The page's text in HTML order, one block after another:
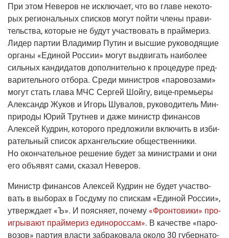
При этом Неве­ров не исклю­ча­ет, что во гла­ве неко­то­
рых реги­о­наль­ных спис­ков могут пой­ти чле­ны пра­ви­
тель­ства, кото­рые не будут участ­во­вать в прай­ме­риз.
Лидер пар­тии Вла­ди­мир Путин и выс­шие руко­во­дя­щие
орга­ны «Еди­ной Рос­сии» могут выдви­гать наи­бо­лее
силь­ных кан­ди­да­тов допол­ни­тель­но к про­це­ду­ре пред­
ва­ри­тель­но­го отбо­ра. Сре­ди мини­стров «паро­во­за­ми»
могут стать гла­ва МЧС Сер­гей Шой­гу, вице-пре­мье­ры
Алек­сандр Жуков и Игорь Шува­лов, руко­во­ди­тель Мин­
при­ро­ды Юрий Трут­нев и даже министр финан­сов
Алек­сей Куд­рин, кото­ро­го пред­ло­жи­ли вклю­чить в изби­
ра­тель­ный спи­сок архан­гель­ские обще­ствен­ни­ки.
Но окон­ча­тель­ное реше­ние будет за мини­стра­ми и они
его объ­явят сами, ска­зал Неверов.
Министр финан­сов Алек­сей Куд­рин не будет участ­во­
вать в выбо­рах в Гос­ду­му по спис­кам «Еди­ной Рос­сии»,
утвер­жда­ет «Ъ». И пояс­ня­ет, поче­му «Фрон­то­ви­ки» про­
иг­ры­ва­ют прай­ме­риз еди­но­рос­сам». В каче­стве «паро­
во­зов» пар­тия вла­сти забра­ко­ва­ла око­ло 30 губер­на­то­